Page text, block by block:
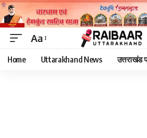
Font
Resizer
Aa
Home Uttarakhand News उत्तराखंड